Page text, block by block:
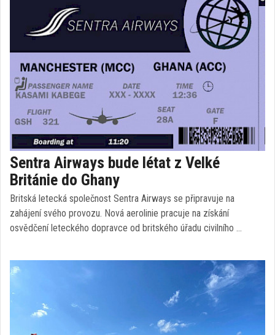
Sentra Airways bude létat z Velké
Británie do Ghany
Britská letecká společnost Sentra Airways se připravuje na
zahájení svého provozu. Nová aerolinie pracuje na získání
osvědčení leteckého dopravce od britského úřadu civilního …